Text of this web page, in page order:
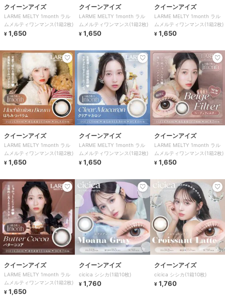
クイーンアイズ
LARME MELTY 1month ラル
ムメルティワンマンス(1箱2枚)
¥ 1,650
クイーンアイズ
LARME MELTY 1month ラル
ムメルティワンマンス(1箱2枚)
¥ 1,650
クイーンアイズ
LARME MELTY 1month ラル
ムメルティワンマンス(1箱2枚)
¥ 1,650
クイーンアイズ
LARME MELTY 1month ラル
ムメルティワンマンス(1箱2枚)
¥ 1,650
クイーンアイズ
LARME MELTY 1month ラル
ムメルティワンマンス(1箱2枚)
¥ 1,650
クイーンアイズ
LARME MELTY 1month ラル
ムメルティワンマンス(1箱2枚)
¥ 1,650
クイーンアイズ
LARME MELTY 1month ラル
ムメルティワンマンス(1箱2枚)
¥ 1,650
クイーンアイズ
cicica シシカ(1箱10枚)
¥ 1,760
クイーンアイズ
cicica シシカ(1箱10枚)
¥ 1,760